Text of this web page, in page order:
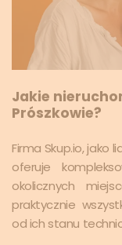
Jakie
Prószkowie?
Firma Skup.io, jako
oferuje
okolicznych
praktycznie
od ich stanu